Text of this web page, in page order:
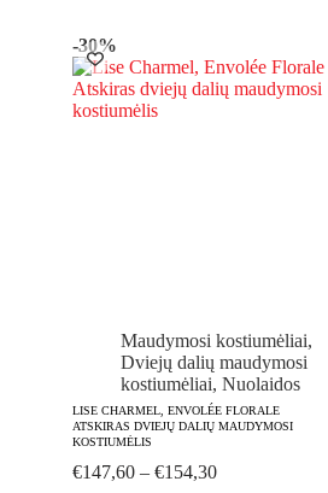
-30%
Maudymosi kostiumėliai,
Dviejų dalių maudymosi
kostiumėliai, Nuolaidos
LISE CHARMEL, ENVOLÉE FLORALE
ATSKIRAS DVIEJŲ DALIŲ MAUDYMOSI
KOSTIUMĖLIS
€147,60 – €154,30Price